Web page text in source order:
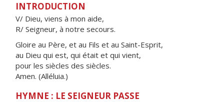
INTRODUCTION
V/ Dieu, viens à mon aide,
R/ Seigneur, à notre secours.
Gloire au Père, et au Fils et au Saint-Esprit,
au Dieu qui est, qui était et qui vient,
pour les siècles des siècles.
Amen. (Alléluia.)
HYMNE : LE SEIGNEUR PASSE